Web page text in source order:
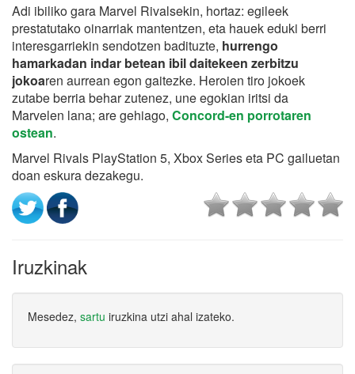
Adi ibiliko gara Marvel Rivalsekin, hortaz: egileek
prestatutako oinarriak mantentzen, eta hauek eduki berri
interesgarriekin sendotzen badituzte, hurrengo
hamarkadan indar betean ibil daitekeen zerbitzu
jokoaren aurrean egon gaitezke. Heroien tiro jokoek
zutabe berria behar zutenez, une egokian iritsi da
Marvelen lana; are gehiago, Concord-en porrotaren
ostean.
Marvel Rivals PlayStation 5, Xbox Series eta PC gailuetan
doan eskura dezakegu.
Iruzkinak
Mesedez, sartu iruzkina utzi ahal izateko.